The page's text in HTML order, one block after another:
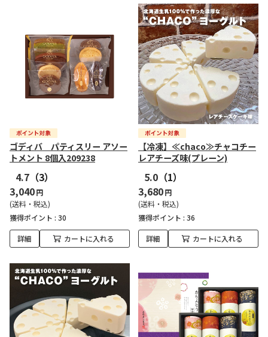
ゴディバ パティスリー アソー
トメント 8個入209238
4.7 （3）
3,040円
(送料・税込)
獲得ポイント : 30
詳細 カートに入れる
【冷凍】≪chaco≫チャコチー
レアチーズ味(プレーン)
5.0 （1）
3,680円
(送料・税込)
獲得ポイント : 36
詳細 カートに入れる